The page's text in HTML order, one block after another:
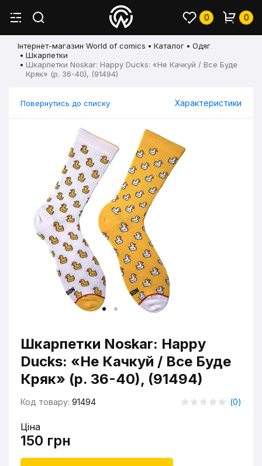
0 0
Інтернет-магазин World of comics Каталог
Одяг
Шкарпетки
Шкарпетки Noskar: Happy Ducks: «Не Качкуй / Все Буде
Кряк» (р. 36-40), (91494)
Повернутись до списку Характеристики
Шкарпетки Noskar: Happy
Ducks: «Не Качкуй / Все Буде
Кряк» (р. 36-40), (91494)
Код товару: 91494 (0)
Ціна
150 грн